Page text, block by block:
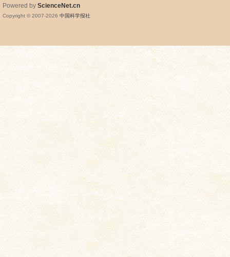
Powered by ScienceNet.cn
Copyright © 2007-2026 中国科学报社